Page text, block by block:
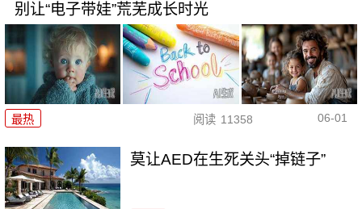
别让“电子带娃”荒芜成长时光
最热 阅读 11358 06-01
莫让AED在生死关头“掉链子”